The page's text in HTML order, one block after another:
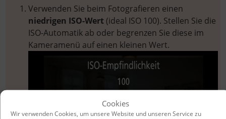
Cookies
Wir verwenden Cookies, um unsere Website und unseren Service zu
Verwenden Sie beim Fotografieren einen
niedrigen ISO-Wert (ideal ISO 100). Stellen Sie die
ISO-Automatik ab oder begrenzen Sie diese im
Kameramenü auf einen kleinen Wert.